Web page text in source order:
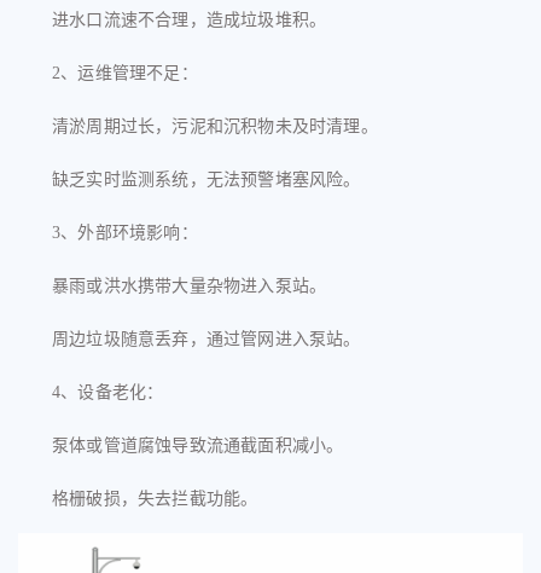
进水口流速不合理，造成垃圾堆积。
2、运维管理不足 ：
清淤周期过长，污泥和沉积物未及时清理。
缺乏实时监测系统，无法预警堵塞风险。
3、外部环境影响 ：
暴雨或洪水携带大量杂物进入泵站。
周边垃圾随意丢弃，通过管网进入泵站。
4、设备老化：
泵体或管道腐蚀导致流通截面积减小。
格栅破损，失去拦截功能。